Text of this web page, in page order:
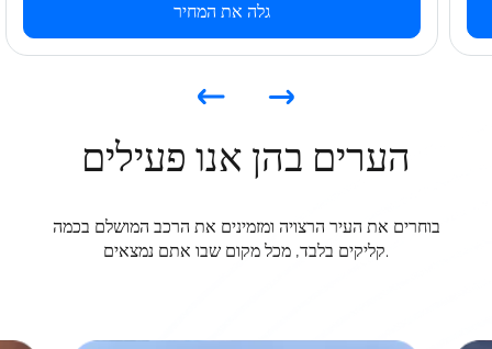
גלה את המחיר
הערים בהן אנו פעילים
בוחרים את העיר הרצויה ומזמינים את הרכב המושלם בכמה
קליקים בלבד, מכל מקום שבו אתם נמצאים.